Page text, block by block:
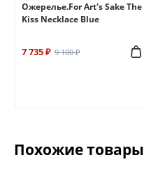
Ожерелье.For Art's Sake The
Kiss Necklace Blue
7 735 ₽ 9 100 ₽
Похожие товары